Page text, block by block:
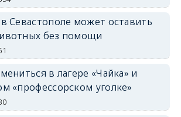
Севастополе может оставить
без помощи
в лагере «Чайка» и
«профессорском уголке»